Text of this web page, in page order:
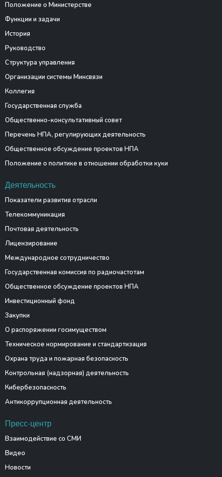
Положение о Министерстве
Функции и задачи
История
Руководство
Структура управления
Организации системы Минсвязи
Коллегия
Государственная служба
Общественно-консультативный совет
Перечень НПА, регулирующих деятельность
Общественное обсуждение проектов НПА
Положение о политике в отношении обработки куки
Деятельность
Показатели развития отрасли
Телекоммуникация
Почтовая деятельность
Лицензирование
Международное сотрудничество
Государственная комиссия по радиочастотам
Общественное обсуждение проектов НПА
Инвестиционный фонд
Закупки
О распоряжении госимуществом
Техническое нормирование и стандартизация
Охрана труда и пожарная безопасность
Контрольная (надзорная) деятельность
Кибербезопасность
Антикоррупционная деятельность
Пресс-центр
Взаимодействие со СМИ
Видео
Новости